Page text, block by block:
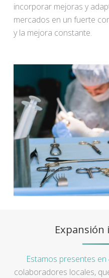
incorporar mejoras y
mercados en un fuerte
y la mejora constante.
Estamos presentes
colaboradores locales,